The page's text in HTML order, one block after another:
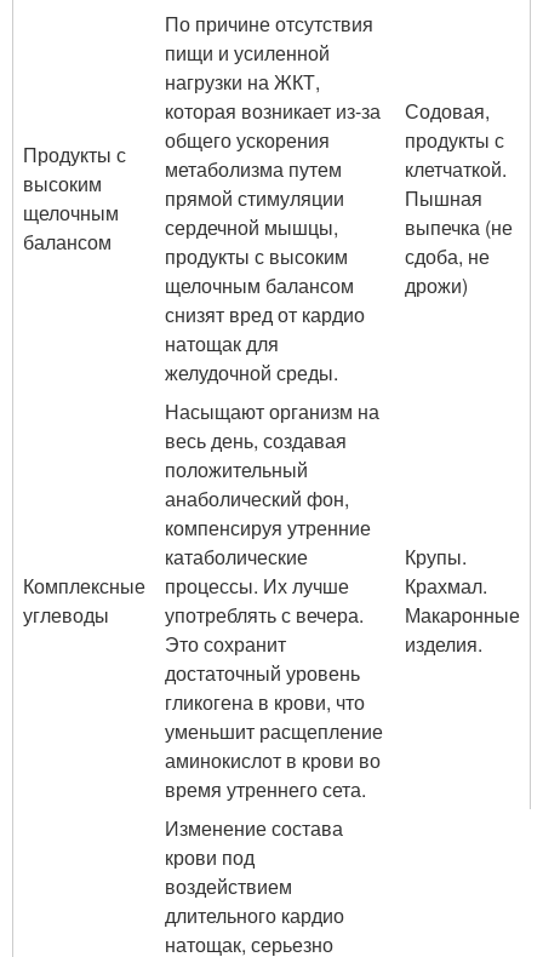
Продукты с
высоким
щелочным
балансом
По причине отсутствия
пищи и усиленной
нагрузки на ЖКТ,
которая возникает из-за
общего ускорения
метаболизма путем
прямой стимуляции
сердечной мышцы,
продукты с высоким
щелочным балансом
снизят вред от кардио
натощак для
желудочной среды.
Содовая,
продукты с
клетчаткой.
Пышная
выпечка (не
сдоба, не
дрожи)
Комплексные
углеводы
Насыщают организм на
весь день, создавая
положительный
анаболический фон,
компенсируя утренние
катаболические
процессы. Их лучше
употреблять с вечера.
Это сохранит
достаточный уровень
гликогена в крови, что
уменьшит расщепление
аминокислот в крови во
время утреннего сета.
Крупы.
Крахмал.
Макаронные
изделия.
Изменение состава
крови под
воздействием
длительного кардио
натощак, серьезно